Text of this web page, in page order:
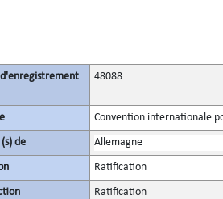
48088
Convention internationale
de Allemagne
Ratification
Ratification